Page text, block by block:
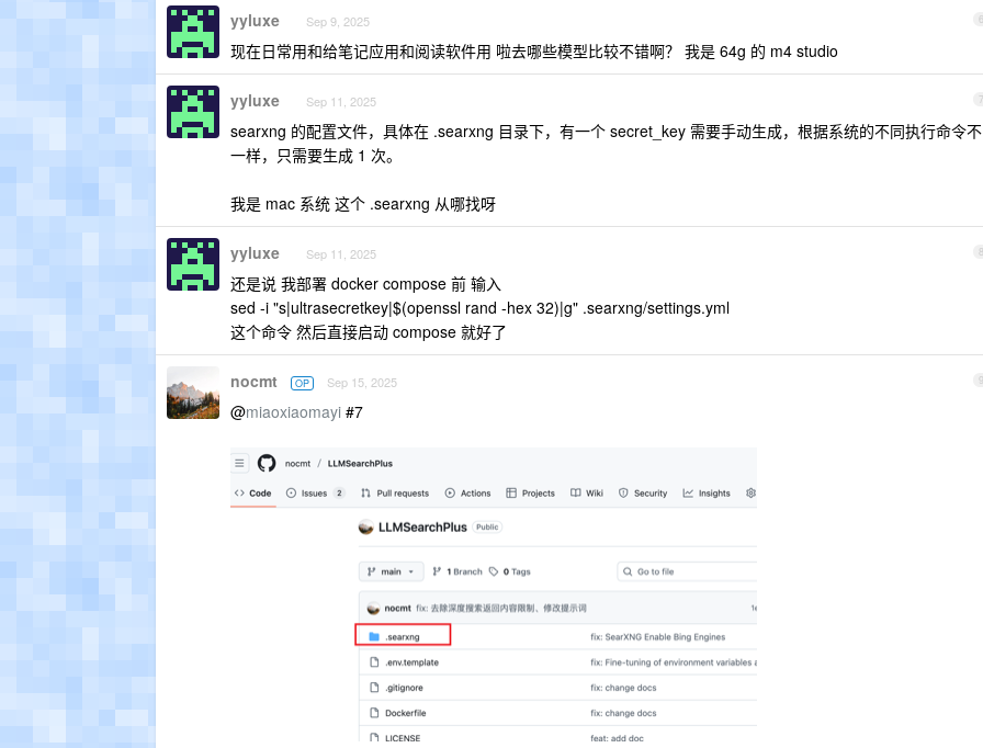
6
yyluxe Sep 9, 2025
现在日常用和给笔记应用和阅读软件用 啦去哪些模型比较不错啊？ 我是 64g 的 m4 studio
7
yyluxe Sep 11, 2025
searxng 的配置文件，具体在 .searxng 目录下，有一个 secret_key 需要手动生成，根据系统的不同执行命令不
一样，只需要生成 1 次。
我是 mac 系统 这个 .searxng 从哪找呀
8
yyluxe Sep 11, 2025
还是说 我部署 docker compose 前 输入
sed -i "s|ultrasecretkey|$(openssl rand -hex 32)|g" .searxng/settings.yml
这个命令 然后直接启动 compose 就好了
9
nocmt OP Sep 15, 2025
@miaoxiaomayi #7